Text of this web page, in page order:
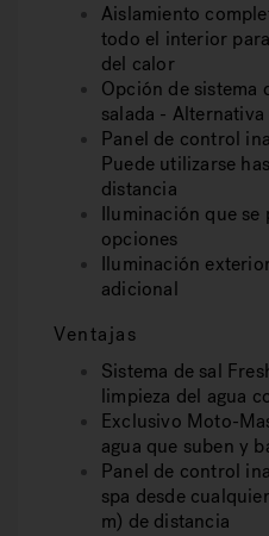
Aislamiento
todo el interior
del calor
Opción de sistema
salada -
Panel de control
Puede utilizarse
distancia
Iluminación que se
opciones
Iluminación
adicional
Ventajas
Sistema de sal
limpieza del agua
Exclusivo Moto-
agua que suben y
Panel de control
spa desde
m) de distancia